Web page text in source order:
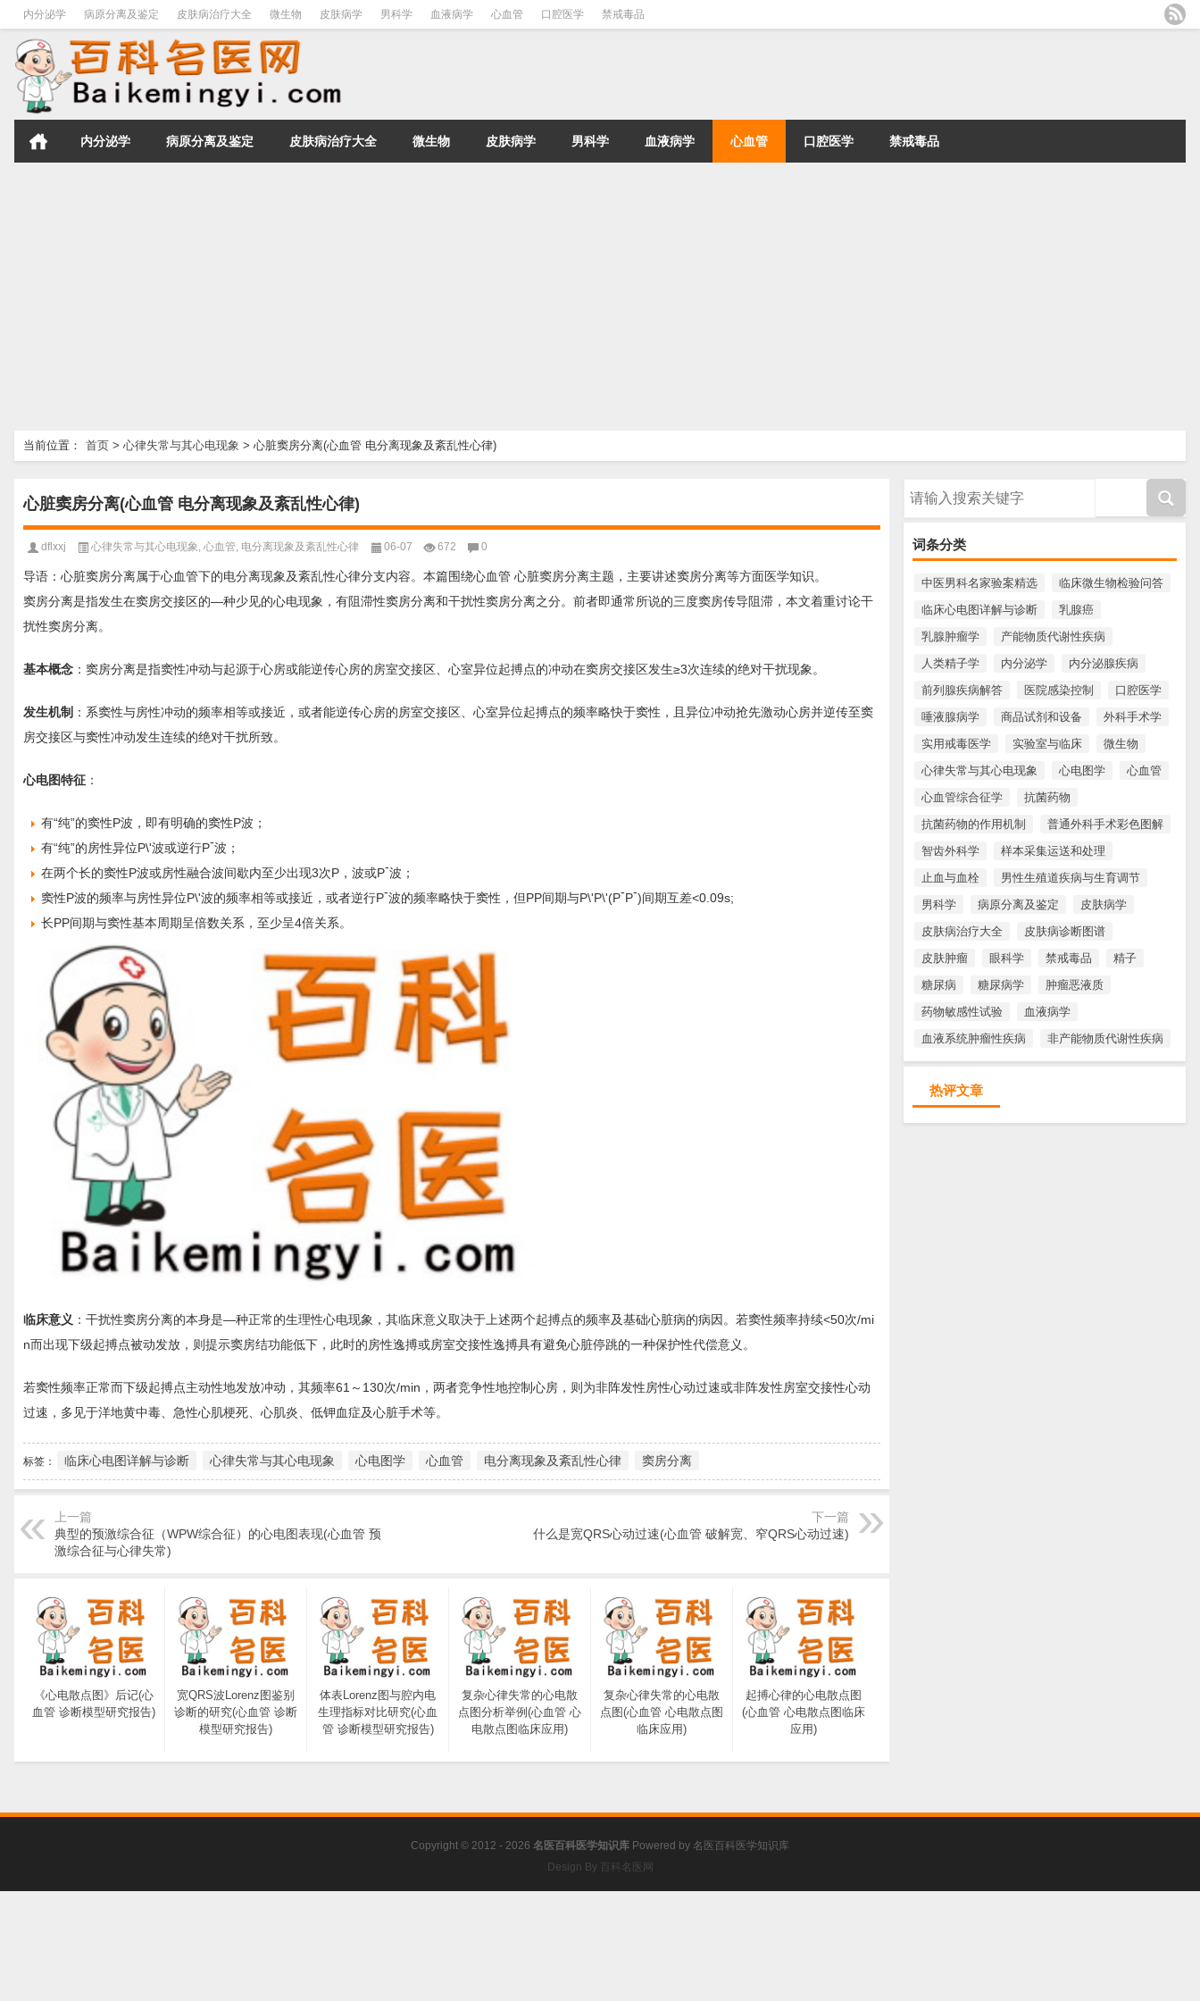
内分泌学 病原分离及鉴定 皮肤病治疗大全 微生物 皮肤病学 男科学 血液病学 心血管 口腔医学 禁戒毒品
内分泌学 病原分离及鉴定 皮肤病治疗大全 微生物 皮肤病学 男科学 血液病学 心血管 口腔医学 禁戒毒品
当前位置： 首页 > 心律失常与其心电现象 > 心脏窦房分离(心血管 电分离现象及紊乱性心律)
词条分类
中医男科名家验案精选
临床微生物检验问答
临床心电图详解与诊断
乳腺癌
乳腺肿瘤学
产能物质代谢性疾病
人类精子学
内分泌学
内分泌腺疾病
前列腺疾病解答
医院感染控制
口腔医学
唾液腺病学
商品试剂和设备
外科手术学
实用戒毒医学
实验室与临床
微生物
心律失常与其心电现象
心电图学
心血管
心血管综合征学
抗菌药物
抗菌药物的作用机制
普通外科手术彩色图解
智齿外科学
样本采集运送和处理
止血与血栓
男性生殖道疾病与生育调节
男科学
病原分离及鉴定
皮肤病学
皮肤病治疗大全
皮肤病诊断图谱
皮肤肿瘤
眼科学 禁戒毒品
精子
糖尿病
糖尿病学
肿瘤恶液质
药物敏感性试验
血液病学
血液系统肿瘤性疾病
非产能物质代谢性疾病
热评文章
心脏窦房分离(心血管 电分离现象及紊乱性心律)
dflxxj 心律失常与其心电现象, 心血管, 电分离现象及紊乱性心律 06-07 672 0
导语：心脏窦房分离属于心血管下的电分离现象及紊乱性心律分支内容。本篇围绕心血管 心脏窦房分离主题，主要讲述窦房分离等方面医学知识。
窦房分离是指发生在窦房交接区的—种少见的心电现象，有阻滞性窦房分离和干扰性窦房分离之分。前者即通常所说的三度窦房传导阻滞，本文着重讨论干
扰性窦房分离。
基本概念 ：窦房分离是指窦性冲动与起源于心房或能逆传心房的房室交接区、心室异位起搏点的冲动在窦房交接区发生≥3次连续的绝对干扰现象。
发生机制 ：系窦性与房性冲动的频率相等或接近，或者能逆传心房的房室交接区、心室异位起搏点的频率略快于窦性，且异位冲动抢先激动心房并逆传至窦
房交接区与窦性冲动发生连续的绝对干扰所致。
心电图特征 ：
有“纯”的窦性P波，即有明确的窦性P波；
有“纯”的房性异位P\'波或逆行P-波；
在两个长的窦性P波或房性融合波间歇内至少出现3次P，波或P-波；
窦性P波的频率与房性异位P\'波的频率相等或接近，或者逆行P-波的频率略快于窦性，但PP间期与P\'P\'(P-P-)间期互差<0.09s;
长PP间期与窦性基本周期呈倍数关系，至少呈4倍关系。
临床意义 ：干扰性窦房分离的本身是—种正常的生理性心电现象，其临床意义取决于上述两个起搏点的频率及基础心脏病的病因。若窦性频率持续<50次/mi
n而出现下级起搏点被动发放，则提示窦房结功能低下，此时的房性逸搏或房室交接性逸搏具有避免心脏停跳的一种保护性代偿意义。
若窦性频率正常而下级起搏点主动性地发放冲动，其频率61～130次/min，两者竞争性地控制心房，则为非阵发性房性心动过速或非阵发性房室交接性心动
过速，多见于洋地黄中毒、急性心肌梗死、心肌炎、低钾血症及心脏手术等。
标签： 临床心电图详解与诊断 心律失常与其心电现象 心电图学 心血管 电分离现象及紊乱性心律 窦房分离
上一篇
典型的预激综合征（WPW综合征）的心电图表现(心血管 预
激综合征与心律失常)
下一篇
什么是宽QRS心动过速(心血管 破解宽、窄QRS心动过速)
《心电散点图》后记(心
血管 诊断模型研究报告)
宽QRS波Lorenz图鉴别
诊断的研究(心血管 诊断
模型研究报告)
体表Lorenz图与腔内电
生理指标对比研究(心血
管 诊断模型研究报告)
复杂心律失常的心电散
点图分析举例(心血管 心
电散点图临床应用)
复杂心律失常的心电散
点图(心血管 心电散点图
临床应用)
起搏心律的心电散点图
(心血管 心电散点图临床
应用)
Copyright © 2012 - 2026 名医百科医学知识库 Powered by 名医百科医学知识库
Design By 百科名医网